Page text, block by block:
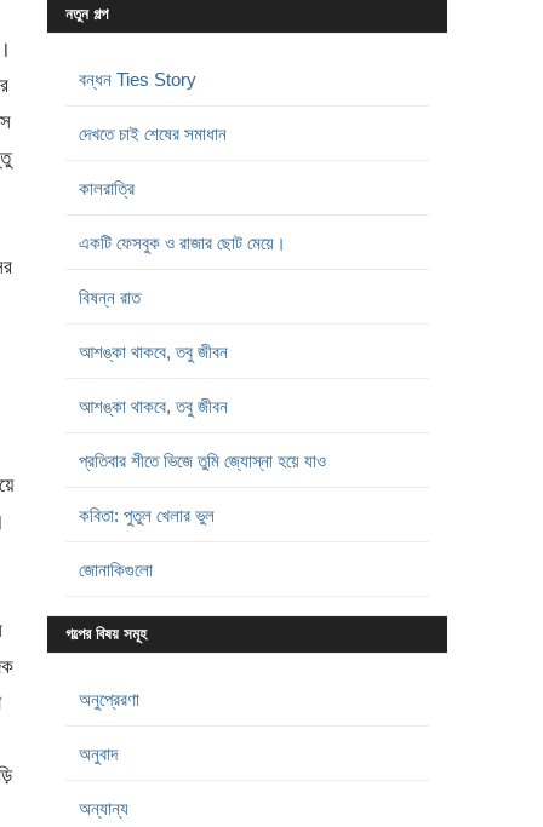
নতুন গল্প
বন্ধন Ties Story
দেখতে চাই শেষের সমাধান
কালরাত্রি
একটি ফেসবুক ও রাজার ছোট মেয়ে।
বিষন্ন রাত
আশঙ্কা থাকবে, তবু জীবন
আশঙ্কা থাকবে, তবু জীবন
প্রতিবার শীতে ভিজে তুমি জ্যোস্না হয়ে যাও
কবিতা: পুতুল খেলার ভুল
জোনাকিগুলো
গল্পের বিষয় সমূহ
অনুপ্রেরণা
অনুবাদ
অন্যান্য